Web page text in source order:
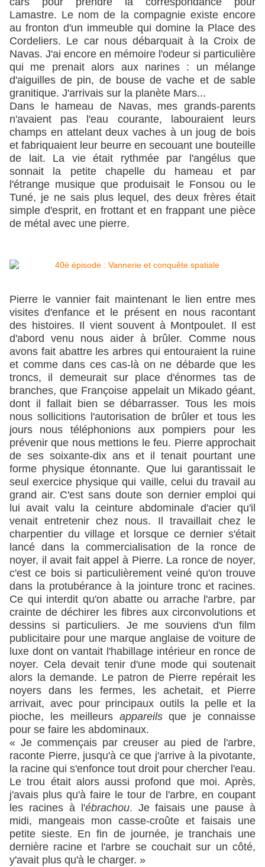
Lamastre. Le nom de la compagnie existe encore
au fronton d'un immeuble qui domine la Place des
Cordeliers. Le car nous débarquait à la Croix de
Navas. J'ai encore en mémoire l'odeur si particulière
qui me prenait alors aux narines : un mélange
d'aiguilles de pin, de bouse de vache et de sable
granitique. J'arrivais sur la planète Mars...
Dans le hameau de Navas, mes grands-parents
n'avaient pas l'eau courante, labouraient leurs
champs en attelant deux vaches à un joug de bois
et fabriquaient leur beurre en secouant une bouteille
de lait. La vie était rythmée par l'angélus que
sonnait la petite chapelle du hameau et par
l'étrange musique que produisait le Fonsou ou le
Tuné, je ne sais plus lequel, des deux frères était
simple d'esprit, en frottant et en frappant une pièce
de métal avec une pierre.
Pierre le vannier fait maintenant le lien entre mes
visites d'enfance et le présent en nous racontant
des histoires. Il vient souvent à Montpoulet. Il est
d'abord venu nous aider à brûler. Comme nous
avons fait abattre les arbres qui entouraient la ruine
et comme dans ces cas-là on ne débarde que les
troncs, il demeurait sur place d'énormes tas de
branches, que Françoise appelait un Mikado géant,
dont il fallait bien se débarrasser. Tous les mois
nous sollicitions l'autorisation de brûler et tous les
jours nous téléphonions aux pompiers pour les
prévenir que nous mettions le feu. Pierre approchait
de ses soixante-dix ans et il tenait pourtant une
forme physique étonnante. Que lui garantissait le
seul exercice physique qui vaille, celui du travail au
grand air. C'est sans doute son dernier emploi qui
lui avait valu la ceinture abdominale d'acier qu'il
venait entretenir chez nous. Il travaillait chez le
charpentier du village et lorsque ce dernier s'était
lancé dans la commercialisation de la ronce de
noyer, il avait fait appel à Pierre. La ronce de noyer,
c'est ce bois si particulièrement veiné qu'on trouve
dans la protubérance à la jointure tronc et racines.
Ce qui interdit qu'on abatte ou arrache l'arbre, par
crainte de déchirer les fibres aux circonvolutions et
dessins si particuliers. Je me souviens d'un film
publicitaire pour une marque anglaise de voiture de
luxe dont on vantait l'habillage intérieur en ronce de
noyer. Cela devait tenir d'une mode qui soutenait
alors la demande. Le patron de Pierre repérait les
noyers dans les fermes, les achetait, et Pierre
arrivait, avec pour principaux outils la pelle et la
pioche, les meilleurs appareilsque je connaisse
pour se faire les abdominaux.
« Je commençais par creuser au pied de l'arbre,
raconte Pierre, jusqu'à ce que j'arrive à la pivotante,
la racine qui s'enfonce tout droit pour chercher l'eau.
Le trou était alors aussi profond que moi. Après,
j'avais plus qu'à faire le tour de l'arbre, en coupant
les racines à l'ébrachou. Je faisais une pause à
midi, mangeais mon casse-croûte et faisais une
petite sieste. En fin de journée, je tranchais une
dernière racine et l'arbre se couchait sur un côté,
y'avait plus qu'à le charger. »